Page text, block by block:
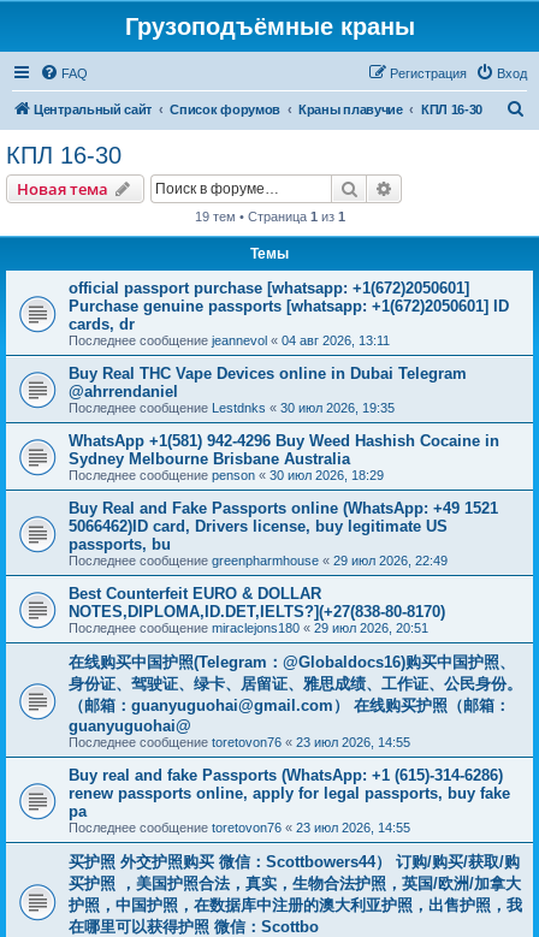
Грузоподъёмные краны
FAQ Вход
Регистрация
Центральный сайт Список форумов Краны плавучие КПЛ 16-30
КПЛ 16-30
Новая тема Поиск
19 тем • Страница 1 из 1
Темы
official passport purchase [whatsapp: +1(672)2050601]
Purchase genuine passports [whatsapp: +1(672)2050601] ID
cards, dr
Последнее сообщение jeannevol « 04 авг 2026, 13:11
Buy Real THC Vape Devices online in Dubai Telegram
@ahrrendaniel
Последнее сообщение Lestdnks « 30 июл 2026, 19:35
WhatsApp +1(581) 942-4296 Buy Weed Hashish Cocaine in
Sydney Melbourne Brisbane Australia
Последнее сообщение penson « 30 июл 2026, 18:29
Buy Real and Fake Passports online (WhatsApp: +49 1521
5066462)ID card, Drivers license, buy legitimate US
passports, bu
Последнее сообщение greenpharmhouse « 29 июл 2026, 22:49
Best Counterfeit EURO & DOLLAR
NOTES,DIPLOMA,ID.DET,IELTS?](+27(838-80-8170)
Последнее сообщение miraclejons180 « 29 июл 2026, 20:51
在线购买中国护照(Telegram：@Globaldocs16)购买中国护照、
身份证、驾驶证、绿卡、居留证、雅思成绩、工作证、公民身份。
（邮箱： guanyuguohai@gmail.com ） 在线购买护照（邮箱：
guanyuguohai@
Последнее сообщение toretovon76 « 23 июл 2026, 14:55
Buy real and fake Passports (WhatsApp: +1 (615)-314-6286)
renew passports online, apply for legal passports, buy fake
pa
Последнее сообщение toretovon76 « 23 июл 2026, 14:55
买护照 外交护照购买 微信：Scottbowers44） 订购/购买/获取/购
买护照 ，美国护照合法，真实，生物合法护照，英国/欧洲/加拿大
护照，中国护照，在数据库中注册的澳大利亚护照，出售护照，我
在哪里可以获得护照 微信：Scottbo